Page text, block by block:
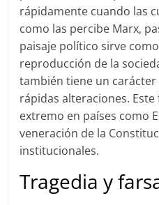
rápidamente cuando las
como las percibe Marx,
paisaje político sirve
reproducción de la
también tiene un
rápidas alteraciones.
extremo en países como
veneración de la
institucionales.
Tragedia y